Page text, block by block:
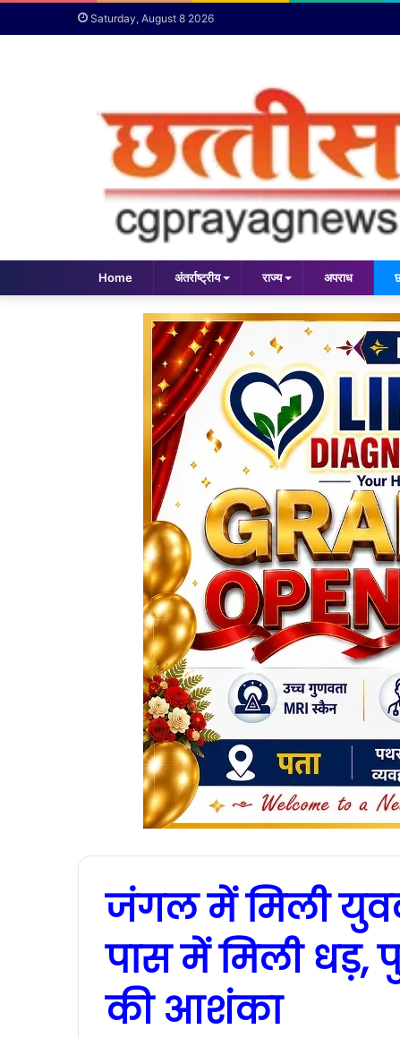
Saturday, August 8 2026
Home अंतर्राष्ट्रीय राज्य अपराध
जंगल में मिली
पास में मिली धड़,
की आशंका